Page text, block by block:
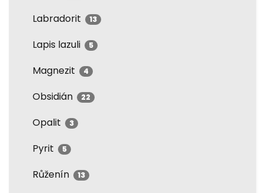
Labradorit 13
Lapis lazuli 5
Magnezit 4
Obsidián 22
Opalit 3
Pyrit 5
Růženín 13